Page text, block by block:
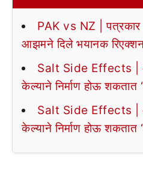
PAK vs NZ | पत्रकार
आझमने दिले भयानक
Salt Side Effects |
केल्याने निर्माण होऊ शकतात
Salt Side Effects |
केल्याने निर्माण होऊ शकतात